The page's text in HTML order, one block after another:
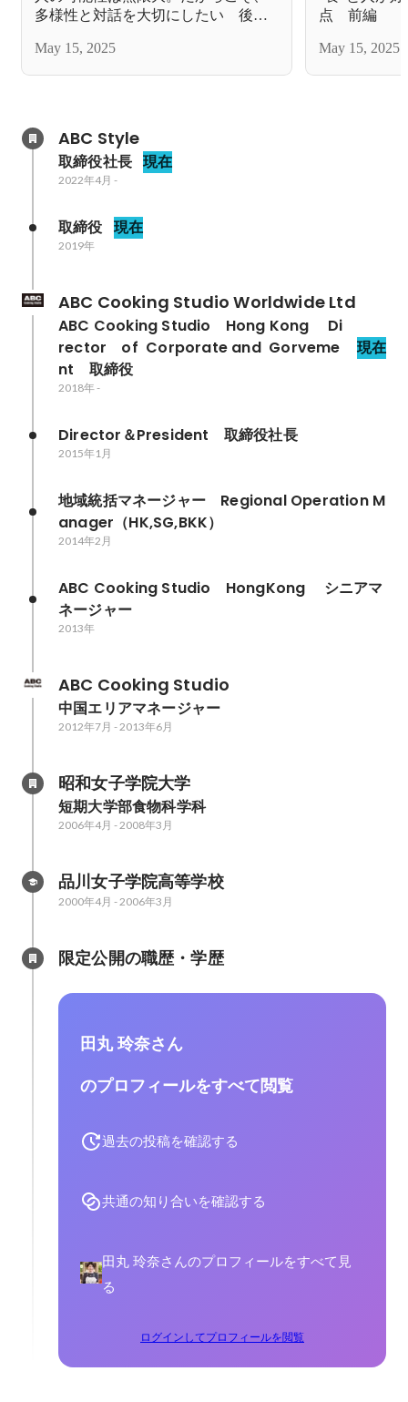
多様性と対話を大切にしたい 後
May 15, 2025
点 前編
May 15, 2025
ABC Style
取締役社長 現在
2022年4月 -
取締役 現在
2019年
ABC Cooking Studio Worldwide Ltd
ABC Cooking Studio　Hong Kong 　Di
rector　of  Corporate and  Gorveme
nt　取締役
現在
2018年-
Director＆President　取締役社長
2015年1月
地域統括マネージャー　Regional Operation M
anager（HK,SG,BKK）
2014年2月
ABC Cooking Studio　HongKong 　シニアマ
ネージャー
2013年
ABC Cooking Studio
中国エリアマネージャー
2012年7月 - 2013年6月
昭和女子学院大学
短期大学部食物科学科
2006年4月 - 2008年3月
品川女子学院高等学校
2000年4月 - 2006年3月
限定公開の職歴・学歴
田丸 玲奈さん
のプロフィールをすべて閲覧
過去の投稿を確認する
共通の知り合いを確認する
田丸 玲奈さんのプロフィールをすべて見
る
ログインしてプロフィールを閲覧